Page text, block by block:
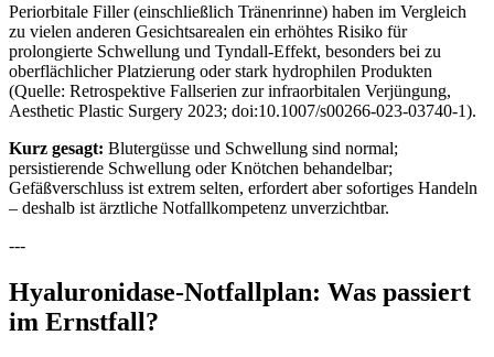
Periorbitale Filler (einschließlich Tränenrinne) haben im Vergleich
zu vielen anderen Gesichtsarealen ein erhöhtes Risiko für
prolongierte Schwellung und Tyndall-Effekt, besonders bei zu
oberflächlicher Platzierung oder stark hydrophilen Produkten
(Quelle: Retrospektive Fallserien zur infraorbitalen Verjüngung,
Aesthetic Plastic Surgery 2023; doi:10.1007/s00266-023-03740-1).
Kurz gesagt: Blutergüsse und Schwellung sind normal;
persistierende Schwellung oder Knötchen behandelbar;
Gefäßverschluss ist extrem selten, erfordert aber sofortiges Handeln
– deshalb ist ärztliche Notfallkompetenz unverzichtbar.
---
Hyaluronidase-Notfallplan: Was passiert
im Ernstfall?